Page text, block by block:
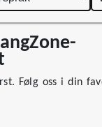
Følg oss i din